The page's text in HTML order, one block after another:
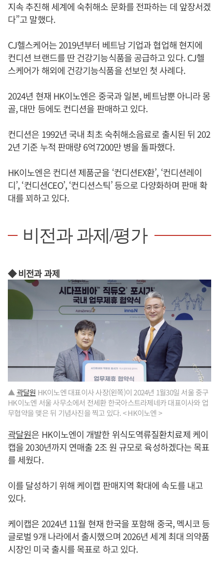
지속 추진해 세계에 숙취해소 문화를 전파하는 데 앞장서겠
다”고 말했다.
CJ헬스케어는 2019년부터 베트남 기업과 협업해 현지에
컨디션 브랜드를 딴 건강기능식품을 공급하고 있다. CJ헬
스케어가 해외에 건강기능식품을 선보인 첫 사례다.
2024년 현재 HK이노엔은 중국과 일본, 베트남뿐 아니라 몽
골, 대만 등에도 컨디션을 판매하고 있다.
컨디션은 1992년 국내 최초 숙취해소음료로 출시된 뒤 202
2년 기준 누적 판매량 6억7200만 병을 돌파했다.
HK이노엔은 컨디션 제품군을 ‘컨디션EX환’, ‘컨디션레이
디’, ‘컨디션CEO’, ‘컨디션스틱’ 등으로 다양화하며 판매 확
대를 꾀하고 있다.
비전과 과제/평가
◆ 비전과 과제
▲곽달원 HK이노엔 대표이사 사장(왼쪽)이 2024년 1월30일 서울 중구
HK이노엔 서울 사무소에서 전세환 한국아스트라제네카 대표이사와 업
무협약을 맺은 뒤 기념사진을 찍고 있다. < HK이노엔 >
곽달원은 HK이노엔이 개발한 위식도역류질환치료제 케이
캡을 2030년까지 연매출 2조 원 규모로 육성하겠다는 목표
를 세웠다.
이를 달성하기 위해 케이캡 판매지역 확대에 속도를 내고
있다.
케이캡은 2024년 11월 현재 한국을 포함해 중국, 멕시코 등
글로벌 9개 나라에서 출시했으며 2026년 세계 최대 의약품
시장인 미국 출시를 목표로 하고 있다.